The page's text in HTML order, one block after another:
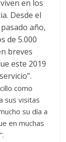
en los
Desde el
año,
de 5.000
breves
este 2019
como
sus visitas
su día a
en muchas